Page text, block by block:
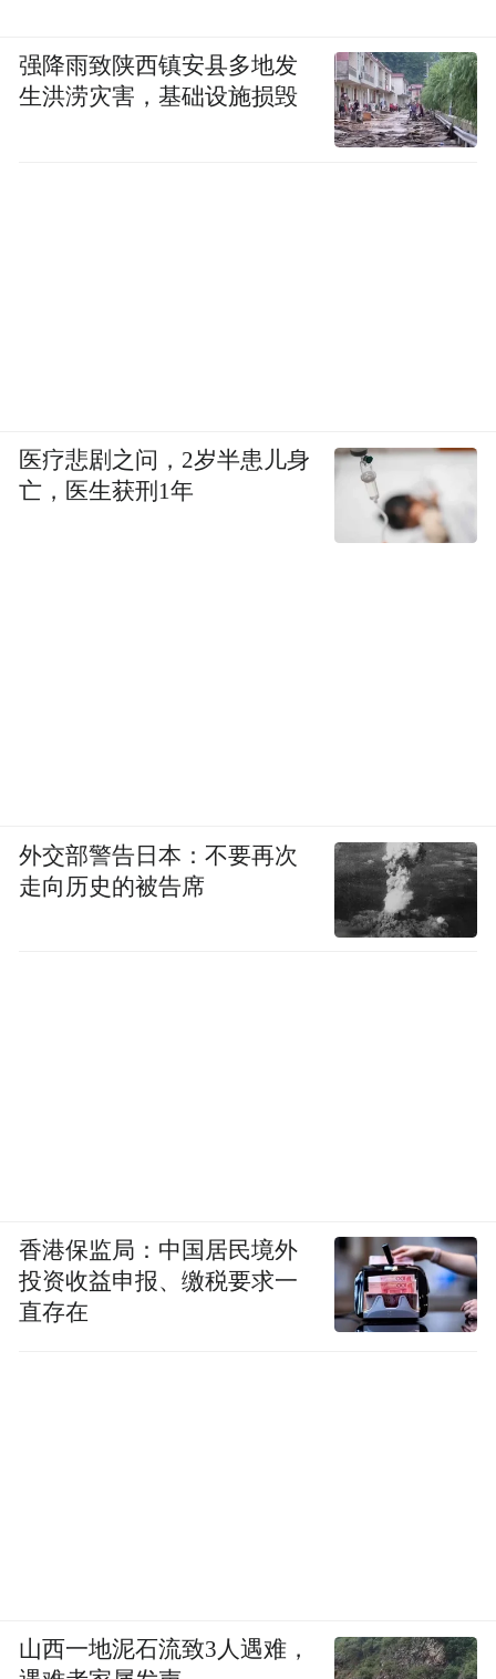
强降雨致陕西镇安县多地发
生洪涝灾害，基础设施损毁
医疗悲剧之问，2岁半患儿身
亡，医生获刑1年
外交部警告日本：不要再次
走向历史的被告席
香港保监局：中国居民境外
投资收益申报、缴税要求一
直存在
山西一地泥石流致3人遇难，